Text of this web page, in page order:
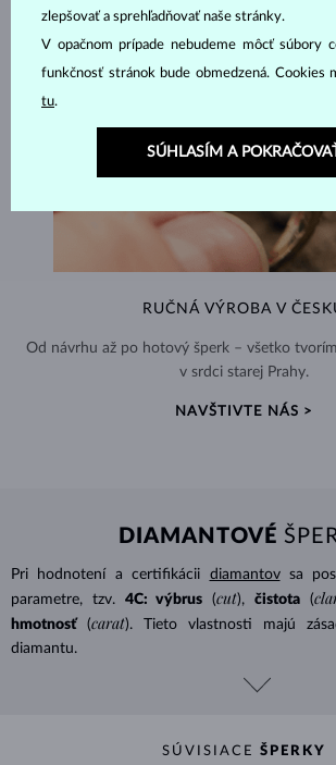
RUČNÁ VÝROBA V
Od návrhu až po hotový šperk – všetko
v srdci starej Prahy.
NAVŠTIVTE NÁS >
DIAMANTOVÉ
Pri hodnotení a certifikácii diamantovsa
parametre, tzv.
4C: výbrus (cut), čistota (
hmotnosť
(carat). Tieto vlastnosti majú
diamantu.
SÚVISIACE ŠPERKY
zlepšovať a sprehľadňovať naše stránky.
V opačnom prípade nebudeme môcť súbory
funkčnosť stránok bude obmedzená. Cookies
tu.
SÚHLASÍM A